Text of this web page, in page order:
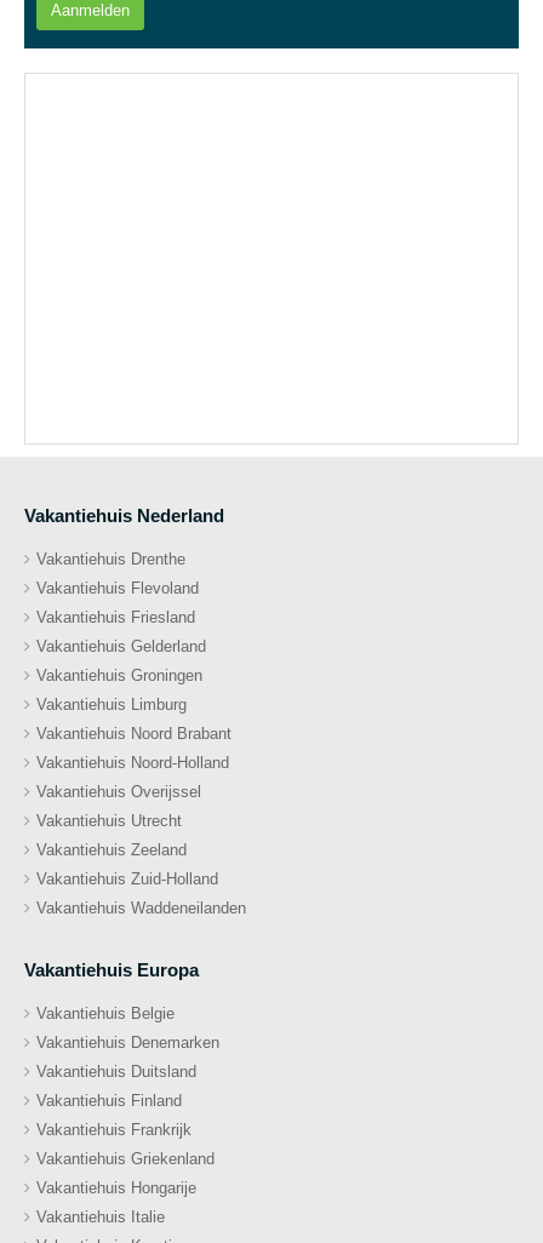
Aanmelden
Vakantiehuis Nederland
Vakantiehuis Drenthe
Vakantiehuis Flevoland
Vakantiehuis Friesland
Vakantiehuis Gelderland
Vakantiehuis Groningen
Vakantiehuis Limburg
Vakantiehuis Noord Brabant
Vakantiehuis Noord-Holland
Vakantiehuis Overijssel
Vakantiehuis Utrecht
Vakantiehuis Zeeland
Vakantiehuis Zuid-Holland
Vakantiehuis Waddeneilanden
Vakantiehuis Europa
Vakantiehuis Belgie
Vakantiehuis Denemarken
Vakantiehuis Duitsland
Vakantiehuis Finland
Vakantiehuis Frankrijk
Vakantiehuis Griekenland
Vakantiehuis Hongarije
Vakantiehuis Italie